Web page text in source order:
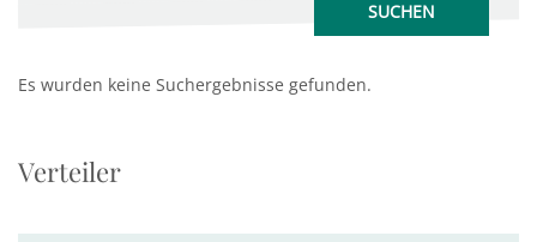
Es wurden keine Suchergebnisse gefunden.
Verteiler